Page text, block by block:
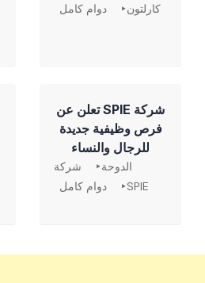
كارلتون
دوام كامل
شركة SPIE تعلن عن
فرص وظيفية جديدة
للرجال والنساء
الدوحة
شركة
SPIE
دوام كامل